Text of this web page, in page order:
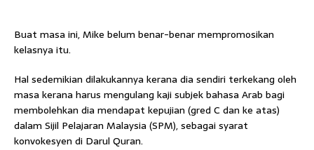
Buat masa ini, Mike belum benar-benar mempromosikan
kelasnya itu.
Hal sedemikian dilakukannya kerana dia sendiri terkekang oleh
masa kerana harus mengulang kaji subjek bahasa Arab bagi
membolehkan dia mendapat kepujian (gred C dan ke atas)
dalam Sijil Pelajaran Malaysia (SPM), sebagai syarat
konvokesyen di Darul Quran.